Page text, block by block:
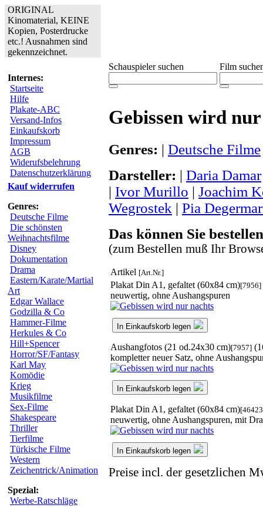
ORIGINAL
Kinomaterial, KEINE
Kopien, Posterdrucke
etc.! Ausnahmen sind
gekennzeichnet.
Internes:
Startseite
Hilfe
Plakate-ABC
Versand-Infos
Einkaufskorb
Impressum
AGB
Widerufsbelehrung
Datenschutzerklärung
Kauf widerrufen
Genres:
Deutsche Filme
Die schönsten
Weihnachtsfilme
Disney
Dokumentation
Drama
Eastern/Karate/Martial
Art
Edgar Wallace
Godzilla & Co
Hammer-Filme
Herkules & Co
Hill+Spencer
Horror/SF/Fantasy
Karl May
Komödie
Krieg
Musikfilme
Sex-Filme
Shakespeare
Thriller
Tierfilme
Türkische Filme
Western
Zeichentrick/Animation
Spezial:
Werbe-Ratschläge
Schauspieler suchen Film
Gebissen wird
Genres: | Deutsche Filme
Darsteller: | Daria Damar
| Ivor Murillo | Joachim
Wegrostek | Pia
Das können Sie
(zum Bestellen muß Ihr
Artikel [Art.Nr.]
Plakat Din A1, gefaltet (60x84 cm)[7956]
neuwertig, ohne Aushangspuren
In Einkaufskorb legen
Aushangfotos (21 od.24x30 cm)[7957]
kompletter neuer Satz, ohne
In Einkaufskorb legen
Plakat Din A1, gefaltet (60x84 cm)
neuwertig, ohne Aushangspuren, mit
In Einkaufskorb legen
Preise incl. der gesetzlichen